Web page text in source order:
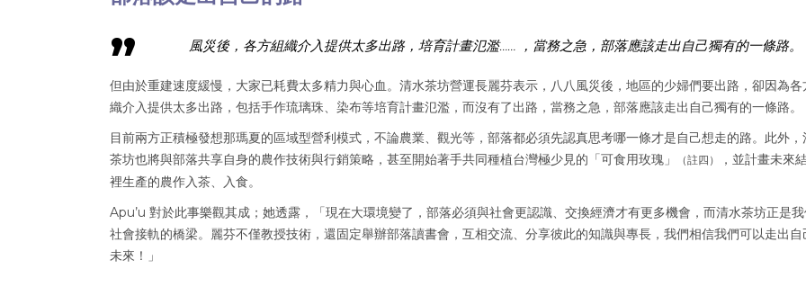
風災後，各方組織介入提供太多出路，培育計畫氾濫…… ，當務之急，部落應該走出自己獨有的一條路。
但由於重建速度緩慢，大家已耗費太多精力與心血。清水茶坊營運長麗芬表示，八八風災後，地區的少婦們要出路，卻因為各
織介入提供太多出路，包括手作琉璃珠、染布等培育計畫氾濫，而沒有了出路，當務之急，部落應該走出自己獨有的一條路。
目前兩方正積極發想那瑪夏的區域型營利模式，不論農業、觀光等，部落都必須先認真思考哪一條才是自己想走的路。此外，
茶坊也將與部落共享自身的農作技術與行銷策略，甚至開始著手共同種植台灣極少見的「可食用玫瑰」
（註四）
，並計畫未來
裡生產的農作入茶、入食。
Apu’u 對於此事樂觀其成；她透露，「現在大環境變了，部落必須與社會更認識、交換經濟才有更多機會，而清水茶坊正是
社會接軌的橋梁。麗芬不僅教授技術，還固定舉辦部落讀書會，互相交流、分享彼此的知識與專長，我們相信我們可以走出自
未來！」